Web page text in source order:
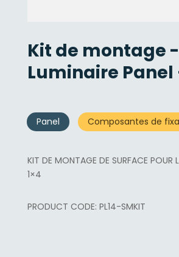
Kit de montage -
Luminaire Panel –
Panel Composantes de
KIT DE MONTAGE DE SURFACE POUR
1×4
PL14-SMKIT